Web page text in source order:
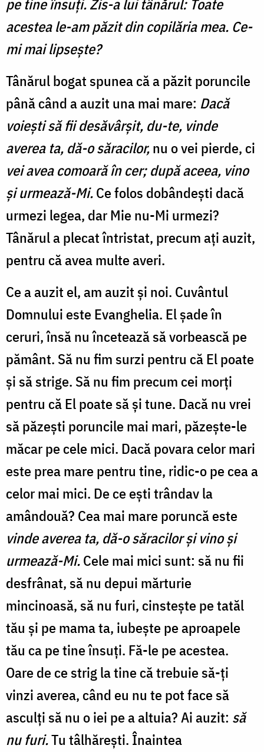
pe tine însuţi. Zis-a lui tânărul: Toate
acestea le-am păzit din copilăria mea. Ce-
mi mai lipseşte?
Tânărul bogat spunea că a păzit poruncile
până când a auzit una mai mare: Dacă
voieşti să fii desăvârşit, du-te, vinde
averea ta, dă-o săracilor,nu o vei pierde, ci
vei avea comoară în cer; după aceea, vino
şi urmează-Mi.Ce folos dobândești dacă
urmezi legea, dar Mie nu-Mi urmezi?
Tânărul a plecat întristat, precum ați auzit,
pentru că avea multe averi.
Ce a auzit el, am auzit și noi. Cuvântul
Domnului este Evanghelia. El șade în
ceruri, însă nu încetează să vorbească pe
pământ. Să nu fim surzi pentru că El poate
și să strige. Să nu fim precum cei morți
pentru că El poate să și tune. Dacă nu vrei
să păzești poruncile mai mari, păzește-le
măcar pe cele mici. Dacă povara celor mari
este prea mare pentru tine, ridic-o pe cea a
celor mai mici. De ce ești trândav la
amândouă? Cea mai mare poruncă este
vinde averea ta, dă-o săracilor şi vino şi
urmează-Mi.Cele mai mici sunt: să nu fii
desfrânat, să nu depui mărturie
mincinoasă, să nu furi, cinstește pe tatăl
tău și pe mama ta, iubește pe aproapele
tău ca pe tine însuți. Fă-le pe acestea.
Oare de ce strig la tine că trebuie să-ți
vinzi averea, când eu nu te pot face să
asculți să nu o iei pe a altuia? Ai auzit: să
nu furi.Tu tâlhărești. Înaintea